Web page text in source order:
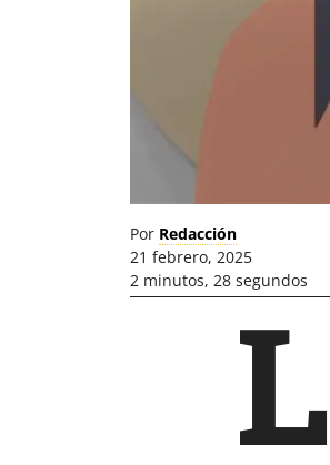
Por Redacción
21 febrero, 2025
2 minutos, 28 segundos
L